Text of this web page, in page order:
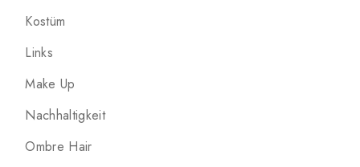
Kostüm
Links
Make Up
Nachhaltigkeit
Ombre Hair